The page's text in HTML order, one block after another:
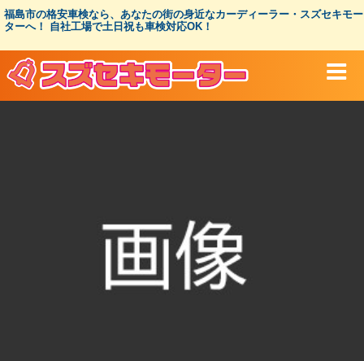
コ
ン
ツ
福島市の格安車検なら、あなたの街の身近なカーディーラー・スズセキモー
ターへ！ 自社工場で土日祝も車検対応OK！